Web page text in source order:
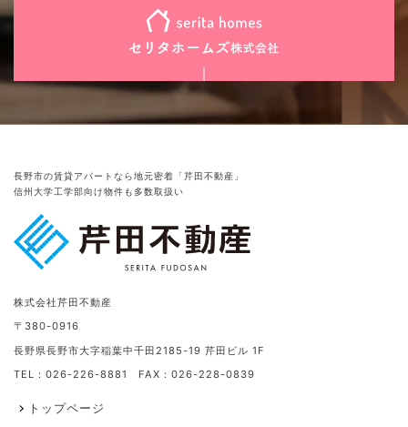
長野市の賃貸アパートなら地元密着「芹田不動産」
信州大学工学部向け物件も多数取扱い
株式会社芹田不動産
〒380-0916
長野県長野市大字稲葉中千田2185-19 芹田ビル 1F
TEL：026-226-8881 FAX：026-228-0839
トップページ